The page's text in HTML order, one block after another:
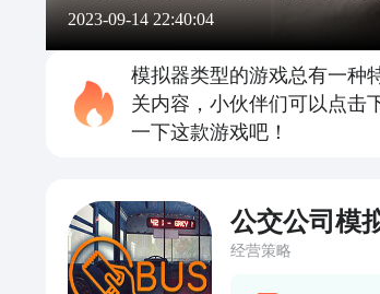
2023-09-14 22:40:04
模拟器类型的游戏总有一种
关内容，小伙伴们可以点击
一下这款游戏吧！
公交公司模
经营策略